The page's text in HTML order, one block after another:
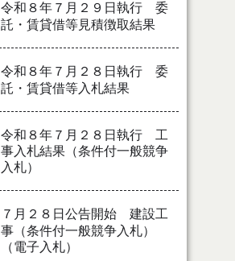
令和８年７月２９日執行 委
託・賃貸借等見積徴取結果
令和８年７月２８日執行 委
託・賃貸借等入札結果
令和８年７月２８日執行 工
事入札結果（条件付一般競争
入札）
７月２８日公告開始 建設工
事（条件付一般競争入札）
（電子入札）